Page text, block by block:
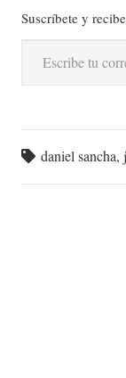
Suscríbete y
Escribe tu correo electrónico…
daniel sancha,